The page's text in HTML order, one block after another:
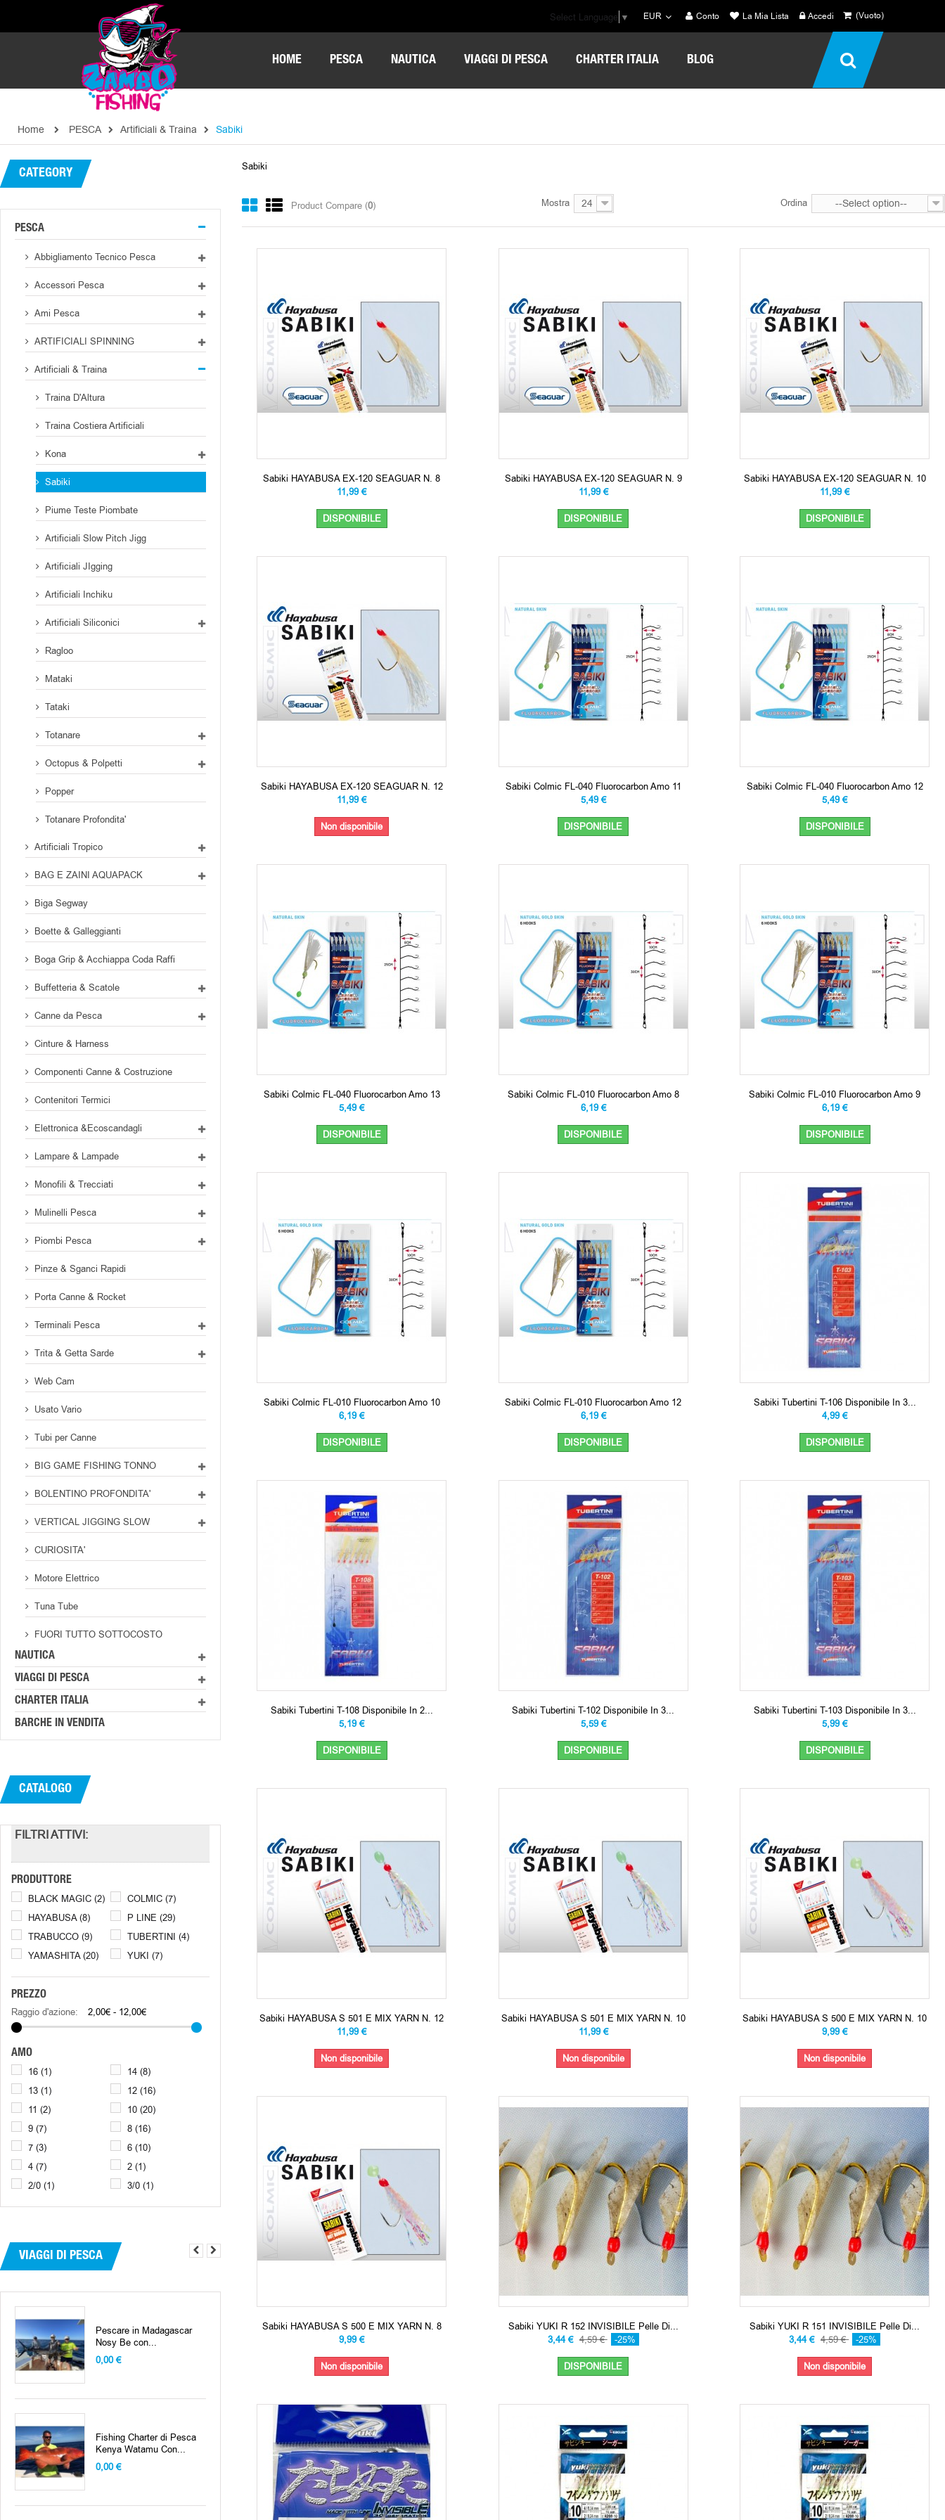
(Vuoto)
Conto La Mia Lista Accedi
EUR
Select Language ▼
HOME PESCA NAUTICA VIAGGI DI PESCA CHARTER ITALIA BLOG
Home PESCA Artificiali & Traina Sabiki
CATEGORY
PESCA
Abbigliamento Tecnico Pesca
Accessori Pesca
Ami Pesca
ARTIFICIALI SPINNING
Artificiali & Traina
Traina D'Altura
Traina Costiera Artificiali
Kona
Sabiki
Piume Teste Piombate
Artificiali Slow Pitch Jigg
Artificiali JIgging
Artificiali Inchiku
Artificiali Siliconici
Ragloo
Mataki
Tataki
Totanare
Octopus & Polpetti
Popper
Totanare Profondita'
Artificiali Tropico
BAG E ZAINI AQUAPACK
Biga Segway
Boette & Galleggianti
Boga Grip & Acchiappa Coda Raffi
Buffetteria & Scatole
Canne da Pesca
Cinture & Harness
Componenti Canne & Costruzione
Contenitori Termici
Elettronica &Ecoscandagli
Lampare & Lampade
Monofili & Trecciati
Mulinelli Pesca
Piombi Pesca
Pinze & Sganci Rapidi
Porta Canne & Rocket
Terminali Pesca
Trita & Getta Sarde
Web Cam
Usato Vario
Tubi per Canne
BIG GAME FISHING TONNO
BOLENTINO PROFONDITA'
VERTICAL JIGGING SLOW
CURIOSITA'
Motore Elettrico
Tuna Tube
FUORI TUTTO SOTTOCOSTO
NAUTICA
VIAGGI DI PESCA
CHARTER ITALIA
BARCHE IN VENDITA
CATALOGO
FILTRI ATTIVI:
PRODUTTORE
BLACK MAGIC (2) COLMIC(7)
HAYABUSA(8) P LINE (29)
TRABUCCO (9) TUBERTINI (4)
YAMASHITA(20) YUKI (7)
PREZZO
Raggio d'azione: 2,00€ - 12,00€
AMO
16 (1) 14(8)
13 (1) 12(16)
11 (2) 10(20)
9 (7) 8(16)
7 (3) 6(10)
4 (7) 2(1)
2/0 (1) 3/0(1)
VIAGGI DI PESCA
Fishing Charter di Pesca
Kenya LAMU ISLAND...
0,00 €
Charter di Pesca Dakar
Senegal Fishing...
0,00 €
Sabiki
Ordina --Select option--
Product Compare (0) Mostra 24
Sabiki HAYABUSA EX-120 SEAGUAR N. 8
11,99 €
DISPONIBILE
Sabiki HAYABUSA EX-120 SEAGUAR N. 9
11,99 €
DISPONIBILE
Sabiki HAYABUSA EX-120 SEAGUAR N. 10
11,99 €
DISPONIBILE
Sabiki HAYABUSA EX-120 SEAGUAR N. 12
11,99 €
Non disponibile
Sabiki Colmic FL-040 Fluorocarbon Amo 11
5,49 €
DISPONIBILE
Sabiki Colmic FL-040 Fluorocarbon Amo 12
5,49 €
DISPONIBILE
Sabiki Colmic FL-040 Fluorocarbon Amo 13
5,49 €
DISPONIBILE
Sabiki Colmic FL-010 Fluorocarbon Amo 8
6,19 €
DISPONIBILE
Sabiki Colmic FL-010 Fluorocarbon Amo 9
6,19 €
DISPONIBILE
Sabiki Colmic FL-010 Fluorocarbon Amo 10
6,19 €
DISPONIBILE
Sabiki Colmic FL-010 Fluorocarbon Amo 12
6,19 €
DISPONIBILE
Sabiki Tubertini T-106 Disponibile In 3...
4,99 €
DISPONIBILE
Sabiki Tubertini T-108 Disponibile In 2...
5,19 €
DISPONIBILE
Sabiki Tubertini T-102 Disponibile In 3...
5,59 €
DISPONIBILE
Sabiki Tubertini T-103 Disponibile In 3...
5,99 €
DISPONIBILE
Sabiki HAYABUSA S 501 E MIX YARN N. 12
11,99 €
Non disponibile
Sabiki HAYABUSA S 501 E MIX YARN N. 10
11,99 €
Non disponibile
Sabiki HAYABUSA S 500 E MIX YARN N. 10
9,99 €
Non disponibile
Sabiki HAYABUSA S 500 E MIX YARN N. 8
9,99 €
Non disponibile
Sabiki YUKI R 152 INVISIBILE Pelle Di...
3,44 € 4,59 € -25%
DISPONIBILE
Sabiki YUKI R 151 INVISIBILE Pelle Di...
3,44 € 4,59 € -25%
Non disponibile